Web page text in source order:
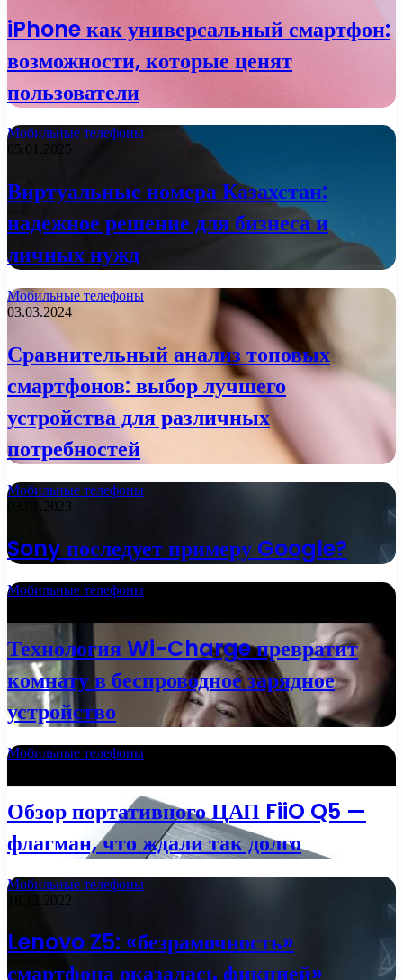
iPhone как универсальный смартфон:
возможности, которые ценят
пользователи
Мобильные телефоны
05.01.2025
Виртуальные номера Казахстан:
надежное решение для бизнеса и
личных нужд
Мобильные телефоны
03.03.2024
Сравнительный анализ топовых
смартфонов: выбор лучшего
устройства для различных
потребностей
Мобильные телефоны
03.01.2023
Sony последует примеру Google?
Мобильные телефоны
Технология Wi-Charge превратит
комнату в беспроводное зарядное
устройство
Мобильные телефоны
Обзор портативного ЦАП FiiO Q5 —
флагман, что ждали так долго
Мобильные телефоны
18.12.2022
Lenovo Z5: «безрамочность»
смартфона оказалась фикцией»